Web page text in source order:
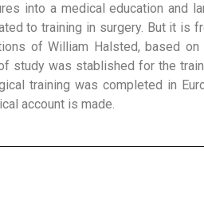
into a medical education and
to training in surgery. But it is
of William Halsted, based on
study was stablished for the
training was completed in
account is made.